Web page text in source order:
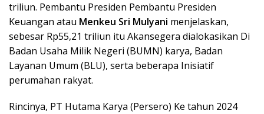
triliun. Pembantu Presiden Pembantu Presiden
Keuangan atau Menkeu Sri Mulyani menjelaskan,
sebesar Rp55,21 triliun itu Akansegera dialokasikan Di
Badan Usaha Milik Negeri (BUMN) karya, Badan
Layanan Umum (BLU), serta beberapa Inisiatif
perumahan rakyat.
Rincinya, PT Hutama Karya (Persero) Ke tahun 2024